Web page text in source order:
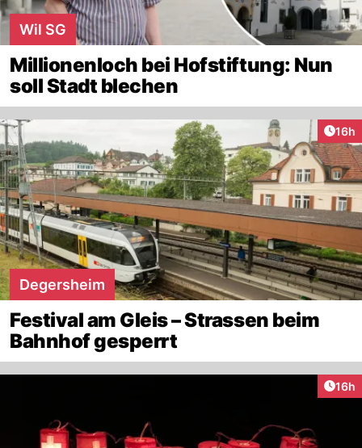
Wil SG
Millionenloch bei Hofstiftung: Nun
soll Stadt blechen
16h
Degersheim
Festival am Gleis – Strassen beim
Bahnhof gesperrt
16h